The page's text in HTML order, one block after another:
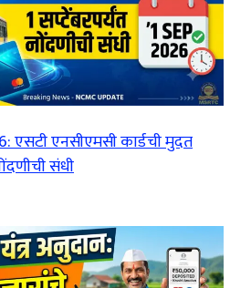
एसटी एनसीएमसी कार्डची मुदत
संधी